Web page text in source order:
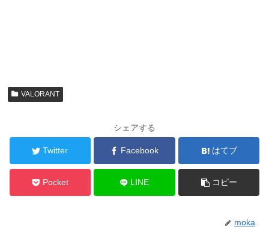
VALORANT
シェアする
Twitter Facebook はてブ
Pocket LINE コピー
moka